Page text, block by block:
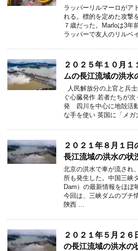
ラッパーリルマーロがア
れる。標的を定めた攻撃
７歳だった。Marloは3年
ラッパーで友人のリルベ
２０２５年１０月１
ムの長江流域の洪水
人民解放分の上官と兵
ぐ心臓発作 若者たちが
発 四川を中心に地殻活
な手を使い 英国に「メ
２０２１年８月１日
長江流域の洪水の状
北京の洪水で車が流され
所も発生した。中国三峡
Dam）の最新情報をほぼ
今回は、三峡ダムのプチ
陝西 …
２０２１年５月２６
の長江流域の洪水の